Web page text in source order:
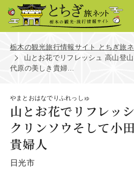
栃木の観光旅行情報サイト とちぎ旅ネ
山とお花でリフレッシュ 高山登
代原の美しき貴婦…
やまとおはなでりふれっしゅ
山とお花でリフレッ
クリンソウそして小
貴婦人
日光市